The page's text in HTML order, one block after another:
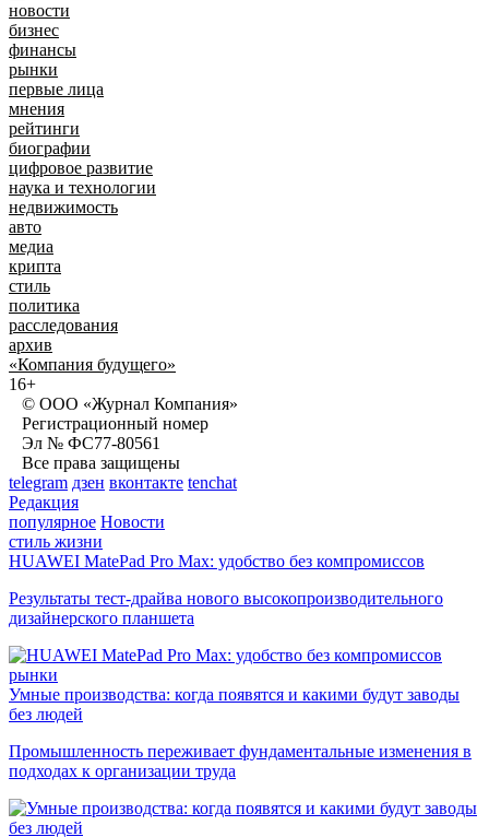
новости
бизнес
финансы
рынки
первые лица
мнения
рейтинги
биографии
цифровое развитие
наука и технологии
недвижимость
авто
медиа
крипта
стиль
политика
расследования
архив
«Компания будущего»
16+
© ООО «Журнал Компания»
Регистрационный номер
Эл № ФС77-80561
Все права защищены
telegram дзен вконтакте tenchat
Редакция
популярное Новости
стиль жизни
HUAWEI MatePad Pro Max: удобство без компромиссов
Результаты тест-драйва нового высокопроизводительного
дизайнерского планшета
рынки
Умные производства: когда появятся и какими будут заводы
без людей
Промышленность переживает фундаментальные изменения в
подходах к организации труда